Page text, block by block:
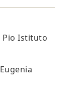
Pio Istituto
Eugenia